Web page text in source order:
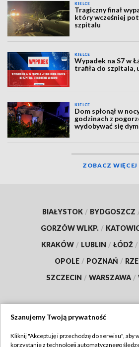
KIELCE
Tragiczny finał
który wcześniej
szpitalu
KIELCE
Wypadek na S7 w
trafiła do szpitala,
KIELCE
Dom spłonął w
godzinach z
wydobywać się dym
ZOBACZ WIĘCEJ
BIAŁYSTOK / BYDGOSZCZ
GORZÓW WLKP. /
KRAKÓW / LUBLIN / ŁÓDŹ /
OPOLE / POZNAŃ /
SZCZECIN / WARSZAWA /
Szanujemy Twoją prywatność
Kliknij "Akceptuję i przechodzę do serwisu", aby
korzystanie z technologii automatycznego